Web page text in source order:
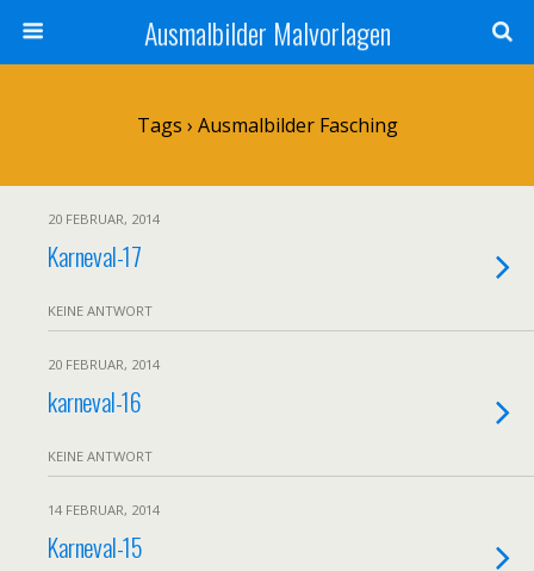
Ausmalbilder Malvorlagen
Tags › Ausmalbilder Fasching
20 FEBRUAR, 2014
Karneval-17
KEINE ANTWORT
20 FEBRUAR, 2014
karneval-16
KEINE ANTWORT
14 FEBRUAR, 2014
Karneval-15